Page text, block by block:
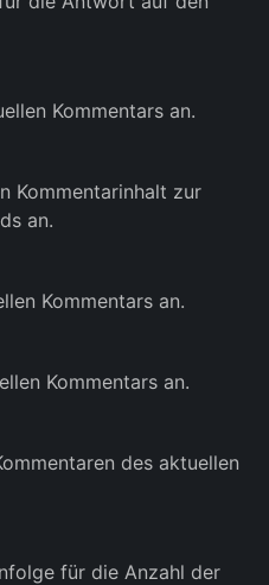
Kommentars an.
Kommentarinhalt zur
an.
Kommentars an.
Kommentars an.
des aktuellen
für die Anzahl der